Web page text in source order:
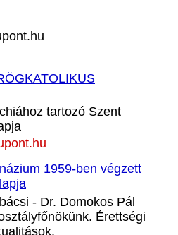
tartozó Szent
1959-ben végzett
- Dr. Domokos Pál
Érettségi